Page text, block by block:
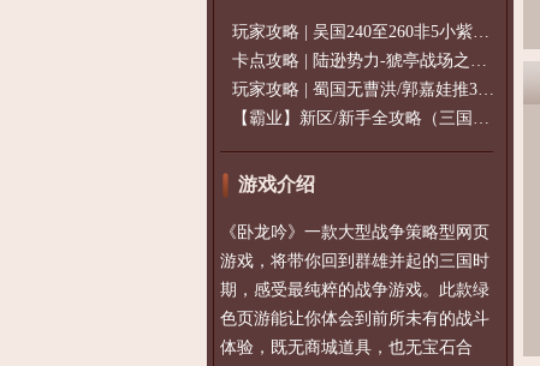
玩家攻略 | 吴国240至260非5小紫过策免
卡点攻略 | 陆逊势力-猇亭战场之陆逊
玩家攻略 | 蜀国无曹洪/郭嘉娃推375级，
【霸业】新区/新手全攻略（三国通用）2
游戏介绍
《卧龙吟》一款大型战争策略型网页
游戏，将带你回到群雄并起的三国时
期，感受最纯粹的战争游戏。此款绿
色页游能让你体会到前所未有的战斗
体验，既无商城道具，也无宝石合